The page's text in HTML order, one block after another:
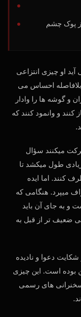
پوک چشم
او چیزی انتزاعی
احساس می
و گوشه ها را وادار
و وانمود کنند که
میکنند سؤال
طول میکشد تا
کنند. اما ایده
میپرد. هنگامی که
و به جای آن باید
ضعیف تر از قبل به
دعوا و نادیده
بوده است. این چیزی
سخنرانی های رسمی